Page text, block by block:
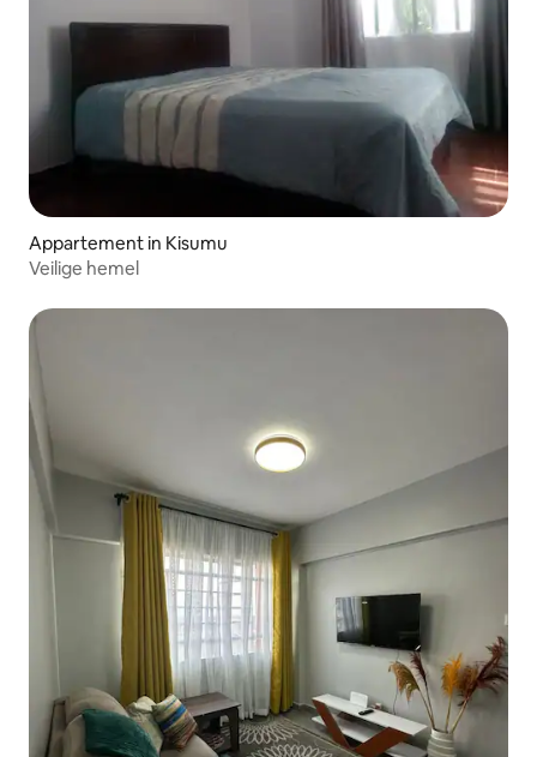
Appartement in Kisumu
Veilige hemel